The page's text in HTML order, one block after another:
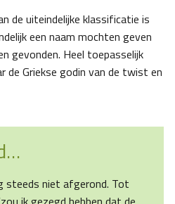
de uiteindelijke klassificatie is
een naam mochten geven
gevonden. Heel toepasselijk
de Griekse godin van de twist en
steeds niet afgerond. Tot